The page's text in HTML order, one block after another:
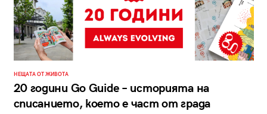
НЕЩАТА ОТ ЖИВОТА
20 години Go Guide – историята на
списанието, което е част от града